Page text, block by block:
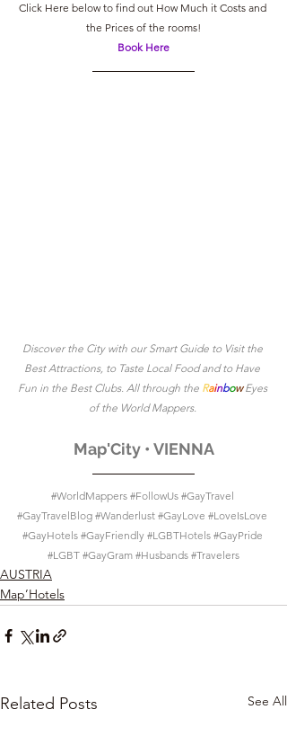
Click Here below to find out How Much it Costs and
the Prices of the rooms!
Book Here
Discover the City with our Smart Guide to Visit the
Best Attractions, to Taste Local Food and to Have
Fun in the Best Clubs. All through the Rainbow Eyes
of the World Mappers.
Map'City • VIENNA
#WorldMappers #FollowUs #GayTravel
#GayTravelBlog #Wanderlust #GayLove #LoveIsLove
#GayHotels #GayFriendly #LGBTHotels #GayPride
#LGBT #GayGram #Husbands #Travelers
AUSTRIA
Map’Hotels
Related Posts See All